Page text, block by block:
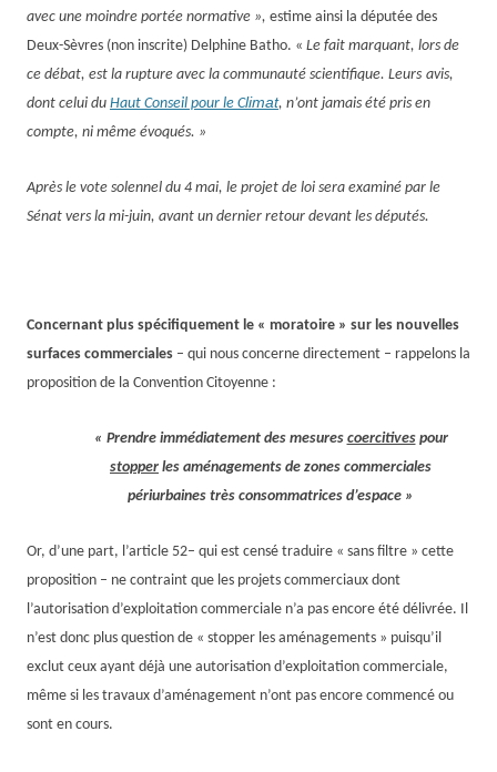
avec une moindre portée normative », estime ainsi la députée des
Deux-Sèvres (non inscrite) Delphine Batho. « Le fait marquant, lors de
ce débat, est la rupture avec la communauté scientifique. Leurs avis,
dont celui du Haut Conseil pour le Climat, n’ont jamais été pris en
compte, ni même évoqués. »
Après le vote solennel du 4 mai, le projet de loi sera examiné par le
Sénat vers la mi-juin, avant un dernier retour devant les députés.
Concernant plus spécifiquement le « moratoire » sur les nouvelles
surfaces commerciales – qui nous concerne directement – rappelons la
proposition de la Convention Citoyenne :
« Prendre immédiatement des mesures coercitivespour
stopper les aménagements de zones commerciales
périurbaines très consommatrices d’espace »
Or, d’une part, l’article 52– qui est censé traduire « sans filtre » cette
proposition – ne contraint que les projets commerciaux dont
l’autorisation d’exploitation commerciale n’a pas encore été délivrée. Il
n’est donc plus question de « stopper les aménagements » puisqu’il
exclut ceux ayant déjà une autorisation d’exploitation commerciale,
même si les travaux d’aménagement n’ont pas encore commencé ou
sont en cours.